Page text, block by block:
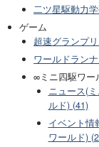
二ツ星駆動力
ゲーム
超速グランプ
ワールドラン
∞ミニ四駆ワー
ニュース(
ルド) (41)
イベント情
ワールド)